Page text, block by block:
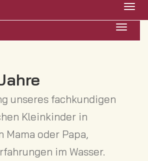
unseres fachkundigen
Kleinkinder in
Mama oder Papa,
im Wasser.